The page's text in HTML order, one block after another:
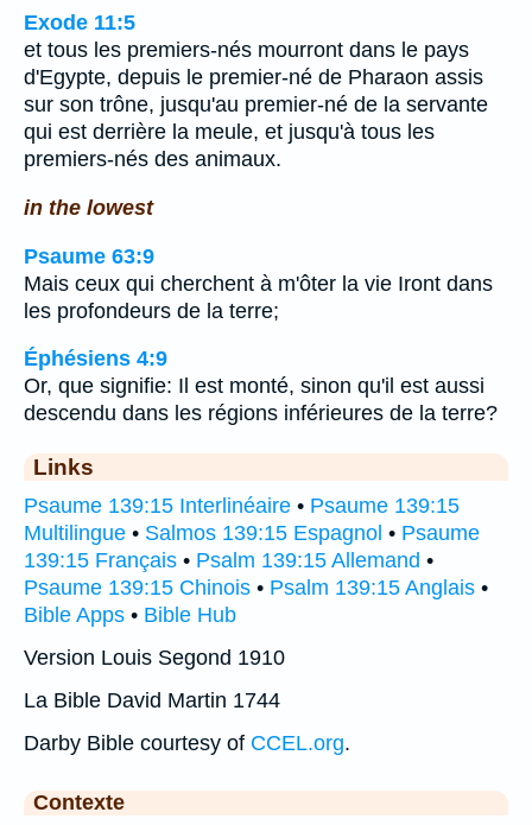
Exode 11:5
et tous les premiers-nés mourront dans le pays
d'Egypte, depuis le premier-né de Pharaon assis
sur son trône, jusqu'au premier-né de la servante
qui est derrière la meule, et jusqu'à tous les
premiers-nés des animaux.
in the lowest
Psaume 63:9
Mais ceux qui cherchent à m'ôter la vie Iront dans
les profondeurs de la terre;
Éphésiens 4:9
Or, que signifie: Il est monté, sinon qu'il est aussi
descendu dans les régions inférieures de la terre?
Links
Psaume 139:15 Interlinéaire • Psaume 139:15
Multilingue • Salmos 139:15 Espagnol • Psaume
139:15 Français • Psalm 139:15 Allemand •
Psaume 139:15 Chinois • Psalm 139:15 Anglais •
Bible Apps • Bible Hub
Version Louis Segond 1910
La Bible David Martin 1744
Darby Bible courtesy of CCEL.org.
Contexte